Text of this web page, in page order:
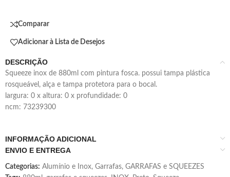
Comparar
Adicionar à Lista de Desejos
DESCRIÇÃO
squeeze inox de 880ml com pintura fosca. possui tampa plástica
rosqueável, alça e tampa protetora para o bocal.
largura: 0 x altura: 0 x profundidade: 0
ncm: 73239300
INFORMAÇÃO ADICIONAL
ENVIO E ENTREGA
Categorias: Alumínio e Inox, Garrafas, GARRAFAS e SQUEEZES